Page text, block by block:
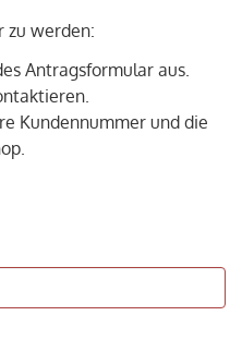
zu werden:
Antragsformular aus.
Kundennummer und die